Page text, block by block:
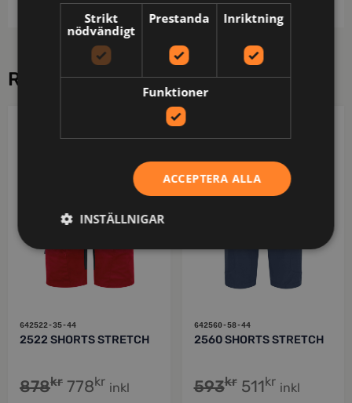
RELATERADE PRODUKTER
642522-35-44
2522 SHORTS STRETCH
878kr 778kr inkl
642560-58-44
2560 SHORTS STRETCH
593kr 511kr inkl
Strikt
nödvändigt
Prestanda Inriktning
Funktioner
ACCEPTERA ALLA
INSTÄLLNIGAR